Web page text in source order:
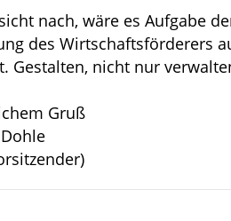
nach, wäre es Aufgabe
des Wirtschaftsförderers
Gestalten, nicht nur
Gruß